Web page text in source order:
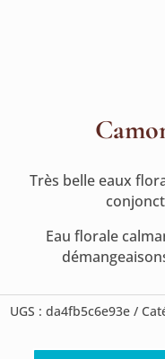
Très belle eaux
Eau florale
UGS : da4fb5c6e93e